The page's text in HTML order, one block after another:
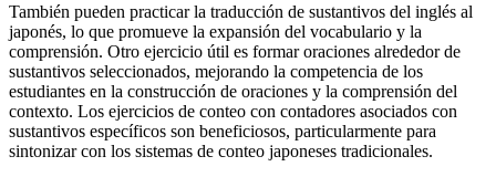
También pueden practicar la traducción de sustantivos del inglés al
japonés, lo que promueve la expansión del vocabulario y la
comprensión. Otro ejercicio útil es formar oraciones alrededor de
sustantivos seleccionados, mejorando la competencia de los
estudiantes en la construcción de oraciones y la comprensión del
contexto. Los ejercicios de conteo con contadores asociados con
sustantivos específicos son beneficiosos, particularmente para
sintonizar con los sistemas de conteo japoneses tradicionales.